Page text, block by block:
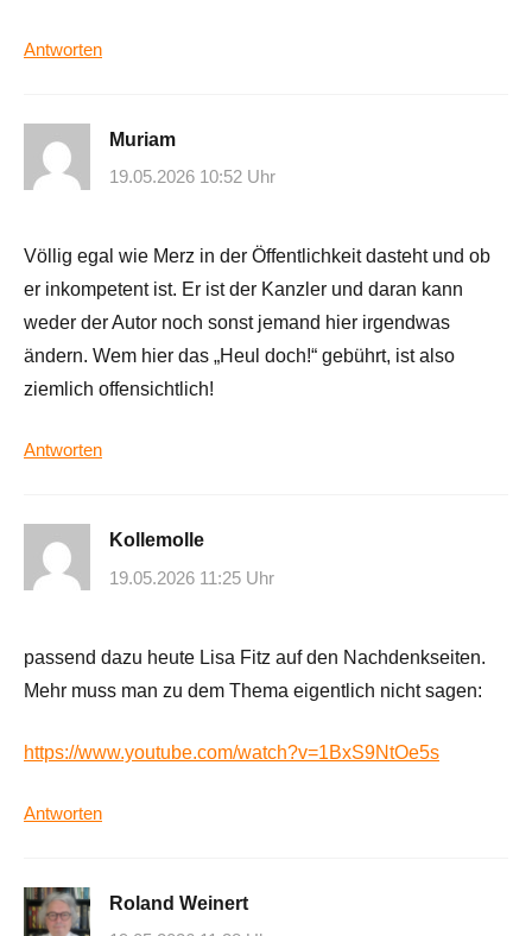
Antworten
Muriam
19.05.2026 10:52 Uhr
Völlig egal wie Merz in der Öffentlichkeit dasteht und ob
er inkompetent ist. Er ist der Kanzler und daran kann
weder der Autor noch sonst jemand hier irgendwas
ändern. Wem hier das „Heul doch!“ gebührt, ist also
ziemlich offensichtlich!
Antworten
Kollemolle
19.05.2026 11:25 Uhr
passend dazu heute Lisa Fitz auf den Nachdenkseiten.
Mehr muss man zu dem Thema eigentlich nicht sagen:
https://www.youtube.com/watch?v=1BxS9NtOe5s
Antworten
Roland Weinert